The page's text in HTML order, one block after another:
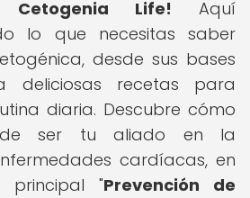
Cetogenia Life! Aquí
lo que necesitas saber
desde sus bases
deliciosas recetas para
diaria. Descubre cómo
ser tu aliado en la
cardíacas, en
principal "Prevención de